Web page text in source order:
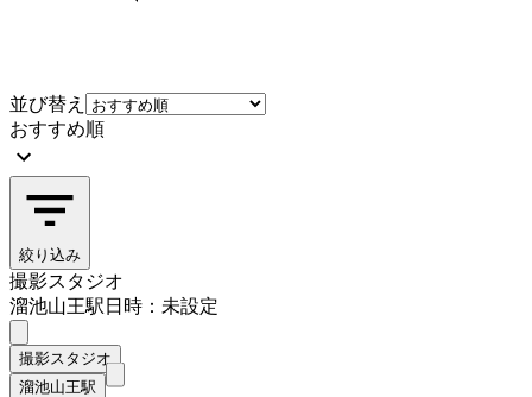
並び替え
おすすめ順
絞り込み
撮影スタジオ
溜池山王駅日時：未設定
撮影スタジオ
溜池山王駅